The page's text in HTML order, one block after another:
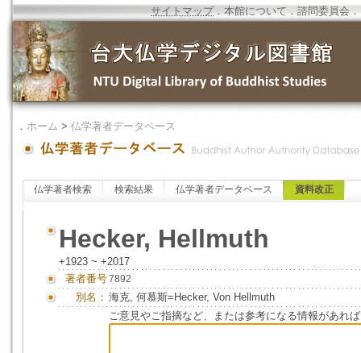
サイトマップ．本館について ．諮問委員会 ．
． ホーム > 仏学著者データベース
仏学著者検索 検索結果 仏学著者データベース 資料改正
Hecker, Hellmuth
+1923 ~ +2017
著者番号7892
別名： 海克, 何慕斯=Hecker, Von Hellmuth
ご意見やご指摘など、または参考になる情報があれ